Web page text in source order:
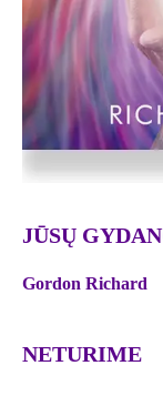
JŪSŲ
Gordon Richard
NETURIME